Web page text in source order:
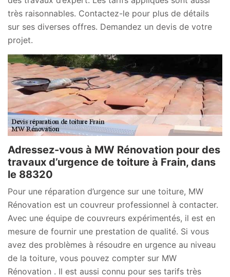
très raisonnables. Contactez-le pour plus de détails
sur ses diverses offres. Demandez un devis de votre
projet.
Adressez-vous à MW Rénovation pour des
travaux d’urgence de toiture à Frain, dans
le 88320
Pour une réparation d’urgence sur une toiture, MW
Rénovation est un couvreur professionnel à contacter.
Avec une équipe de couvreurs expérimentés, il est en
mesure de fournir une prestation de qualité. Si vous
avez des problèmes à résoudre en urgence au niveau
de la toiture, vous pouvez compter sur MW
Rénovation . Il est aussi connu pour ses tarifs très